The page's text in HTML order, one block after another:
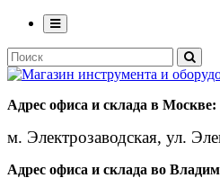
Адрес офиса и склада в Москве:
м. Электрозаводская, ул.
Адрес офиса и склада во